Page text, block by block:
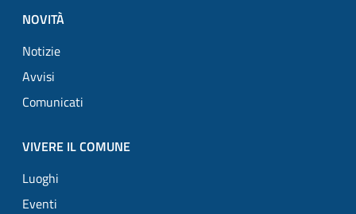
NOVITÀ
Notizie
Avvisi
Comunicati
VIVERE IL COMUNE
Luoghi
Eventi